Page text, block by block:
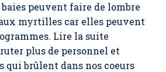
baies peuvent faire de lombre
myrtilles car elles peuvent
Lire la suite
plus de personnel et
qui brûlent dans nos coeurs